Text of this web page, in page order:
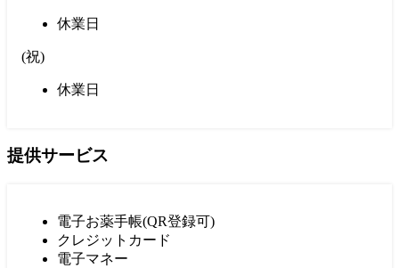
休業日
(祝)
休業日
提供サービス
電子お薬手帳(QR登録可)
クレジットカード
電子マネー